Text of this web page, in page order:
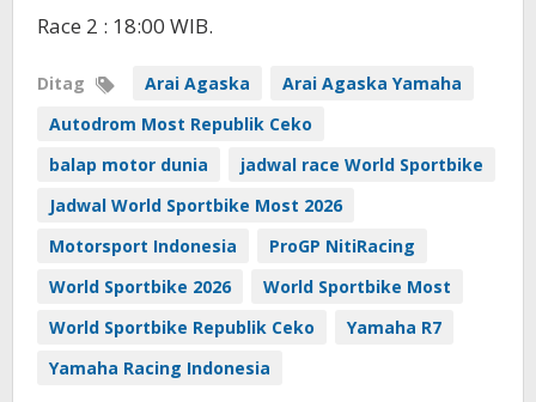
Race 2 : 18:00 WIB.
Ditag Arai Agaska
Arai Agaska Yamaha
Autodrom Most Republik Ceko
balap motor dunia
jadwal race World Sportbike
Jadwal World Sportbike Most 2026
Motorsport Indonesia
ProGP NitiRacing
World Sportbike 2026
World Sportbike Most
World Sportbike Republik Ceko
Yamaha R7
Yamaha Racing Indonesia